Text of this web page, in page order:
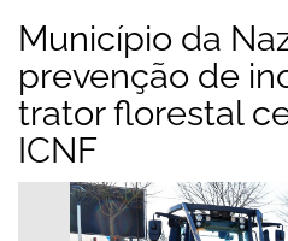
Município da
prevenção de
trator florestal
ICNF